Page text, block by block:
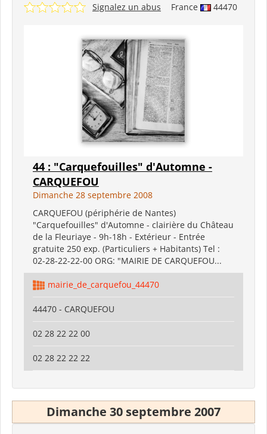
France 44470
Signalez un abus
44 : "Carquefouilles" d'Automne -
CARQUEFOU
Dimanche 28 septembre 2008
CARQUEFOU (périphérie de Nantes)
"Carquefouilles" d'Automne - clairière du Château
de la Fleuriaye - 9h-18h - Extérieur - Entrée
gratuite 250 exp. (Particuliers + Habitants) Tel :
02-28-22-22-00 ORG: "MAIRIE DE CARQUEFOU...
mairie_de_carquefou_44470
44470 - CARQUEFOU
02 28 22 22 00
02 28 22 22 22
Dimanche 30 septembre 2007